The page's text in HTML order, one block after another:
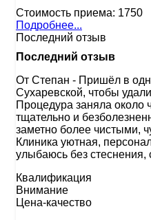
Стоимость приема: 1750
Подробнее...
Последний отзыв
Последний отзыв
От Степан - Пришёл в
Сухаревской, чтобы
Процедура заняла около
тщательно и
заметно более чистыми,
Клиника уютная,
улыбаюсь без стеснения,
Квалификация
Внимание
Цена-качество